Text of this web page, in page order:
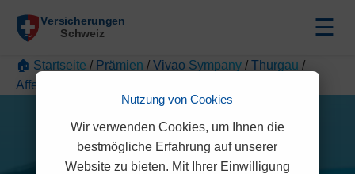
☰
🏠 Startseite / Prämien / Vivao Sympany / Thurgau /
Affeltrangen
Nutzung von Cookies
Wir verwenden Cookies, um Ihnen die
bestmögliche Erfahrung auf unserer
Website zu bieten. Mit Ihrer Einwilligung